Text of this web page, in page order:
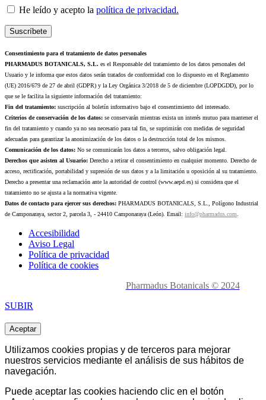
He leído y acepto la política de privacidad.
Consentimiento para el tratamiento de datos personales
PHARMADUS BOTANICALS, S.L. es el Responsable del tratamiento de los datos personales del
Usuario y le informa que estos datos serán tratados de conformidad con lo dispuesto en el Reglamento
(UE) 2016/679 de 27 de abril (GDPR) y la Ley Orgánica 3/2018 de 5 de diciembre (LOPDGDD), por lo
que se le facilita la siguiente información del tratamiento:
Fin del tratamiento: suscripción al boletín informativo bajo el consentimiento del interesado.
Criterios de conservación de los datos: se conservarán mientras exista un interés mutuo para mantener el
fin del tratamiento y cuando ya no sea necesario para tal fin, se suprimirán con medidas de seguridad
adecuadas para garantizar la anonimización de los datos o la destrucción total de los mismos.
Comunicación de los datos: No se comunicarán los datos a terceros, salvo obligación legal.
Derechos que asisten al Usuario: Derecho a retirar el consentimiento en cualquier momento. Derecho de
acceso, rectificación, portabilidad y supresión de sus datos y a la limitación u oposición al su tratamiento.
Derecho a presentar una reclamación ante la autoridad de control (www.aepd.es) si considera que el
tratamiento no se ajusta a la normativa vigente.
Datos de contacto para ejercer sus derechos: PHARMADUS BOTANICALS, S.L., Polígono Industrial
de Camponaraya, sector 2, parcela 3, - 24410 Camponaraya (León). Email: info@pharmadus.com.
Accesibilidad
Aviso Legal
Política de privacidad
Política de cookies
Pharmadus Botanicals © 2024
SUBIR
Aceptar
Utilizamos cookies propias y de terceros para mejorar
nuestros servicios mediante el análisis de sus hábitos de
navegación.
Puede aceptar las cookies haciendo clic en el botón